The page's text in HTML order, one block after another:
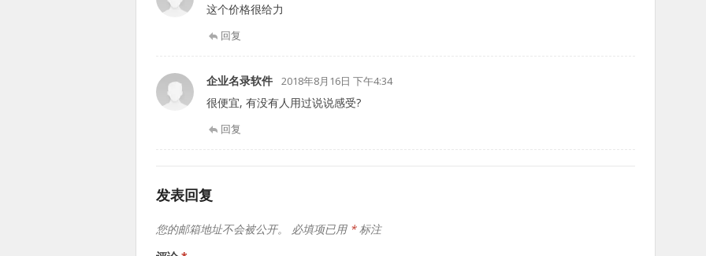
这个价格很给力
回复
企业名录软件 2018年8月16日 下午4:34
很便宜, 有没有人用过说说感受?
回复
发表回复
您的邮箱地址不会被公开。 必填项已用 *标注